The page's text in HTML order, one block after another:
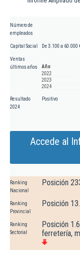
Número de
empleados
Capital Social De 3.100 a 60.000
Ventas
últimos años
Año
2022
2023
2024
Resultado
2024
Positivo
Accede al
Ranking
Nacional
Posición
Ranking
Provincial
Posición
Ranking
Sectorial
Posición
ferretería,